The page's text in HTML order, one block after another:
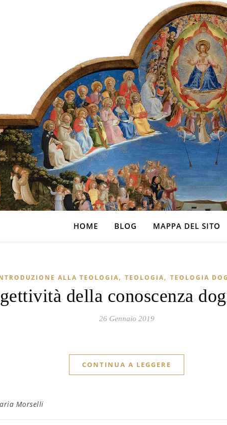
HOME BLOG MAPPA DEL SITO
ALLA TEOLOGIA, TEOLOGIA, TEOLOGIA
della conoscenza
26 Gennaio 2019
CONTINUA A LEGGERE
Morselli